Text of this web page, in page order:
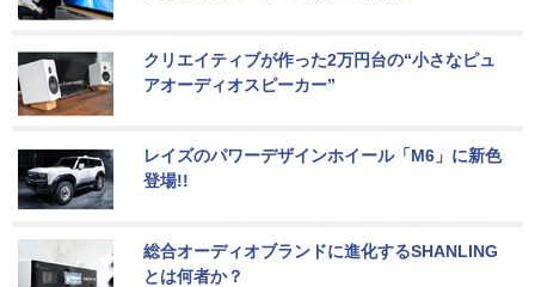
クリエイティブが作った2万円台の“小さなピュ
アオーディオスピーカー”
レイズのパワーデザインホイール「M6」に新色
登場!!
総合オーディオブランドに進化するSHANLING
とは何者か？